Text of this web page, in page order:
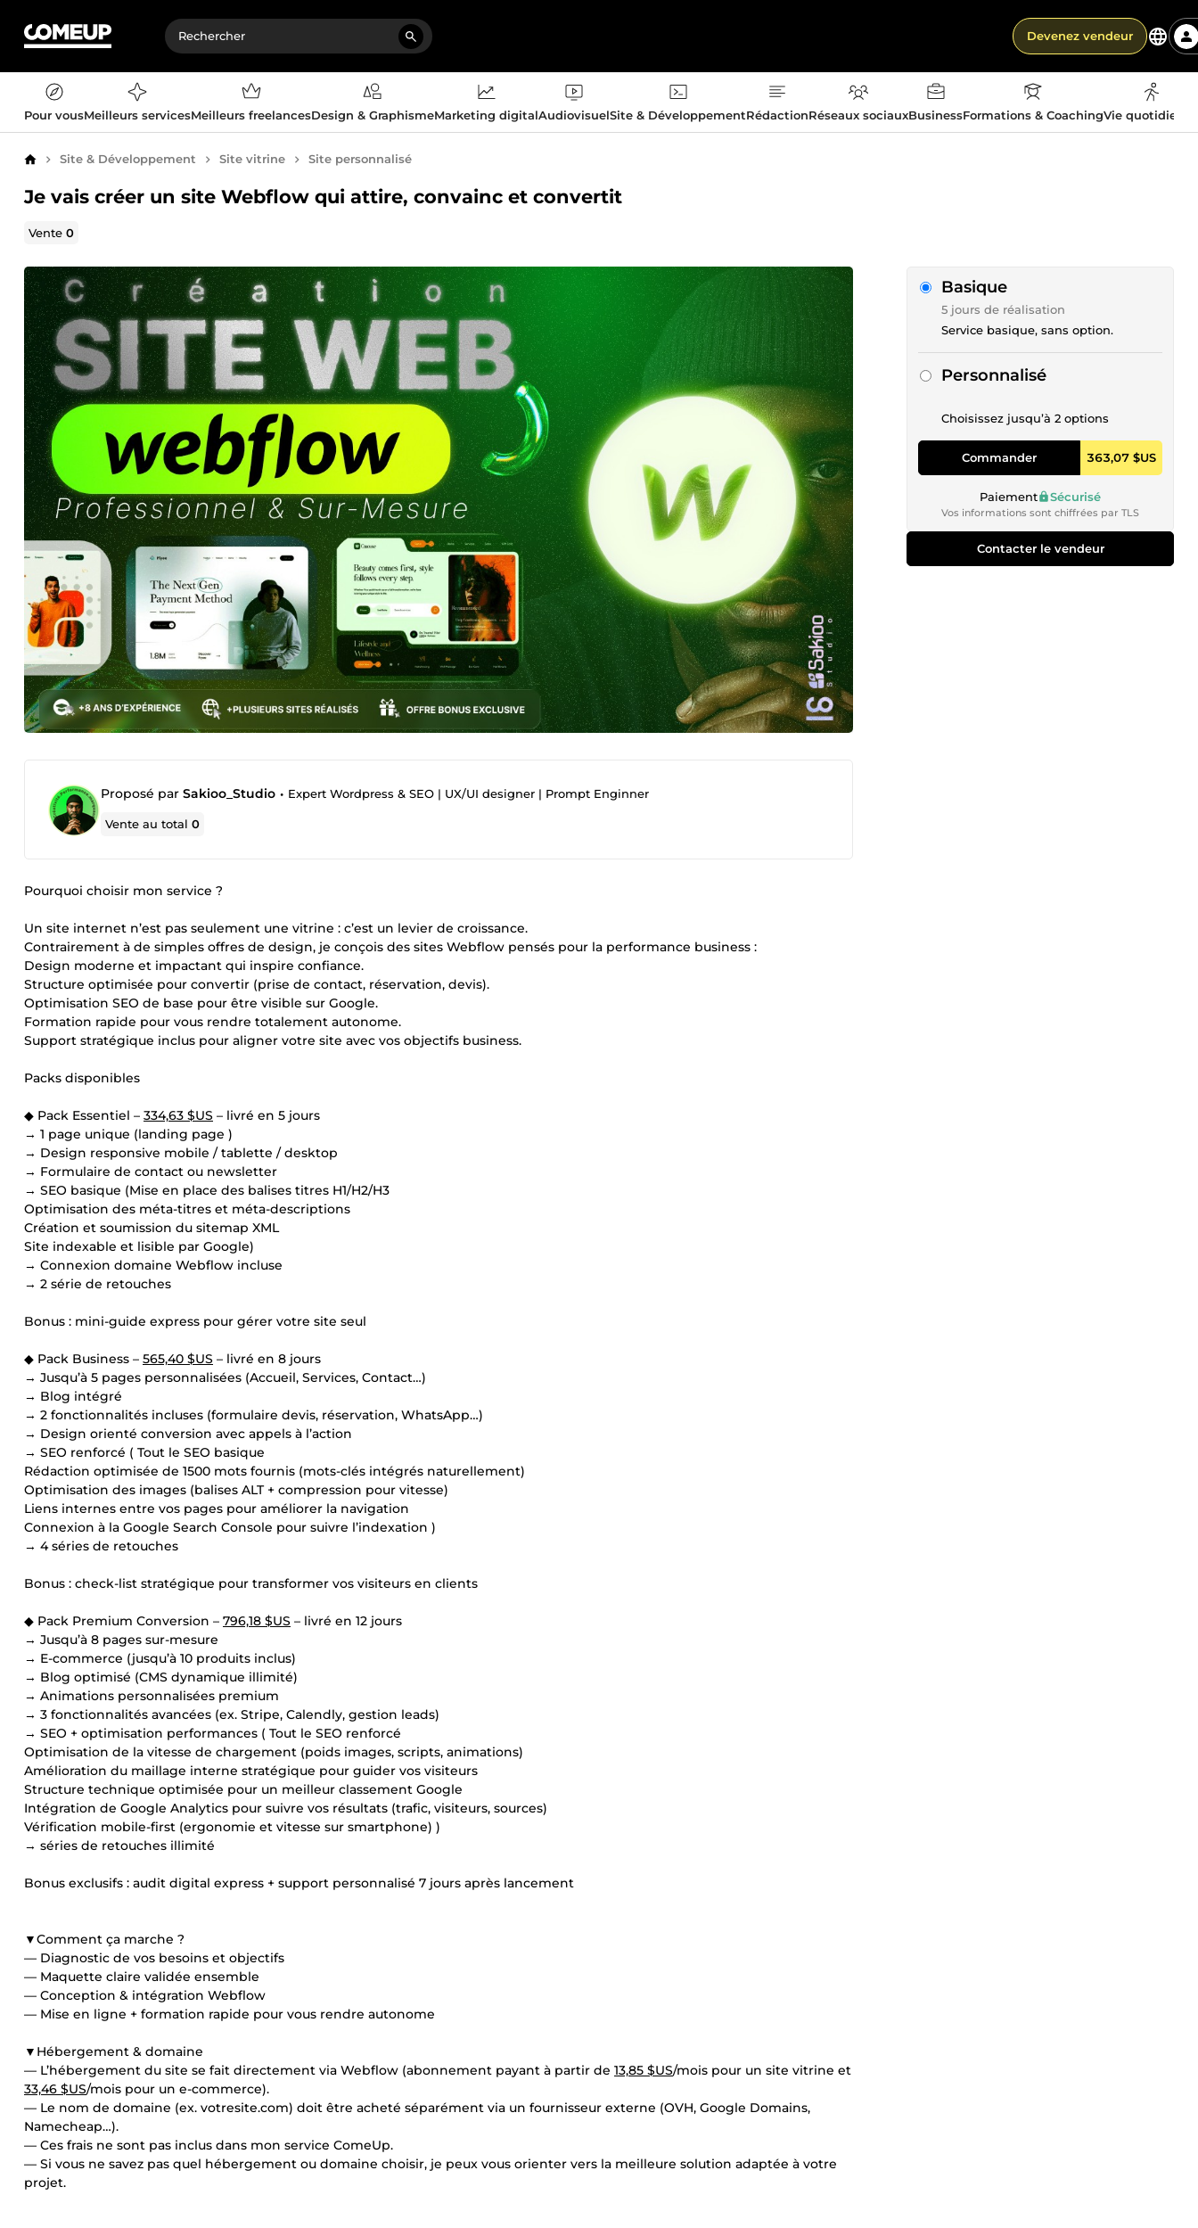
Devenez vendeur
Pour vousMeilleurs servicesMeilleurs freelancesDesign & GraphismeMarketing digitalAudiovisuelSite & DéveloppementRédactionRéseaux sociauxBusinessFormations & CoachingVie
AccueilSite & Développement Site vitrine Site personnalisé
Je vais créer un site Webflow qui attire, convainc et convertit
Vente0
Proposé par Sakioo_Studio • Expert Wordpress & SEO | UX/UI designer | Prompt Enginner
Vente au total0
Pourquoi choisir mon service ?
Un site internet n’est pas seulement une vitrine : c’est un levier de croissance.
Contrairement à de simples offres de design, je conçois des sites Webflow pensés pour la performance business :
Design moderne et impactant qui inspire confiance.
Structure optimisée pour convertir (prise de contact, réservation, devis).
Optimisation SEO de base pour être visible sur Google.
Formation rapide pour vous rendre totalement autonome.
Support stratégique inclus pour aligner votre site avec vos objectifs business.
Packs disponibles
◆ Pack Essentiel – 334,63 $US – livré en 5 jours
→ 1 page unique (landing page )
→ Design responsive mobile / tablette / desktop
→ Formulaire de contact ou newsletter
→ SEO basique (Mise en place des balises titres H1/H2/H3
Optimisation des méta-titres et méta-descriptions
Création et soumission du sitemap XML
Site indexable et lisible par Google)
→ Connexion domaine Webflow incluse
→ 2 série de retouches
Bonus : mini-guide express pour gérer votre site seul
◆ Pack Business – 565,40 $US – livré en 8 jours
→ Jusqu’à 5 pages personnalisées (Accueil, Services, Contact…)
→ Blog intégré
→ 2 fonctionnalités incluses (formulaire devis, réservation, WhatsApp…)
→ Design orienté conversion avec appels à l’action
→ SEO renforcé ( Tout le SEO basique
Rédaction optimisée de 1500 mots fournis (mots-clés intégrés naturellement)
Optimisation des images (balises ALT + compression pour vitesse)
Liens internes entre vos pages pour améliorer la navigation
Connexion à la Google Search Console pour suivre l’indexation )
→ 4 séries de retouches
Bonus : check-list stratégique pour transformer vos visiteurs en clients
◆ Pack Premium Conversion – 796,18 $US – livré en 12 jours
→ Jusqu’à 8 pages sur-mesure
→ E-commerce (jusqu’à 10 produits inclus)
→ Blog optimisé (CMS dynamique illimité)
→ Animations personnalisées premium
→ 3 fonctionnalités avancées (ex. Stripe, Calendly, gestion leads)
→ SEO + optimisation performances ( Tout le SEO renforcé
Optimisation de la vitesse de chargement (poids images, scripts, animations)
Amélioration du maillage interne stratégique pour guider vos visiteurs
Structure technique optimisée pour un meilleur classement Google
Intégration de Google Analytics pour suivre vos résultats (trafic, visiteurs, sources)
Vérification mobile-first (ergonomie et vitesse sur smartphone) )
→ séries de retouches illimité
Bonus exclusifs : audit digital express + support personnalisé 7 jours après lancement
▼Comment ça marche ?
— Diagnostic de vos besoins et objectifs
— Maquette claire validée ensemble
— Conception & intégration Webflow
— Mise en ligne + formation rapide pour vous rendre autonome
▼Hébergement & domaine
— L’hébergement du site se fait directement via Webflow (abonnement payant à partir de 13,85 $US/mois pour un site vitrine et
33,46 $US/mois pour un e-commerce).
— Le nom de domaine (ex. votresite.com) doit être acheté séparément via un fournisseur externe (OVH, Google Domains,
Namecheap…).
— Ces frais ne sont pas inclus dans mon service ComeUp.
— Si vous ne savez pas quel hébergement ou domaine choisir, je peux vous orienter vers la meilleure solution adaptée à votre
projet.
Basique
5 jours de réalisation
Service basique, sans option.
Personnalisé
Choisissez jusqu’à 2 options
Commander 363,07 $US
Paiement Sécurisé
Vos informations sont chiffrées par TLS
Contacter le vendeur